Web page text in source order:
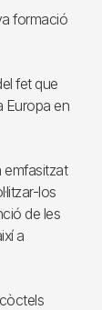
formació
fet que
Europa en
emfasitzat
los
de les
a